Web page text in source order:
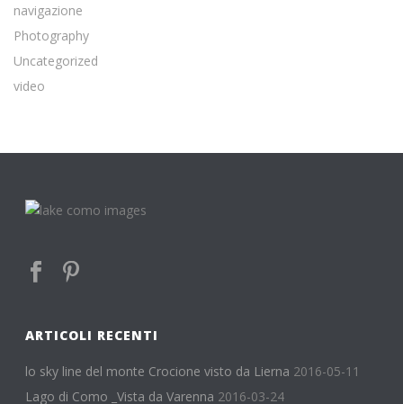
navigazione
Photography
Uncategorized
video
ARTICOLI RECENTI
lo sky line del monte Crocione visto da Lierna 2016-05-11
Lago di Como _Vista da Varenna 2016-03-24